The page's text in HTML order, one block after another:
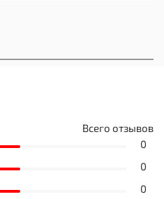
Всего отзывов
0
0
0